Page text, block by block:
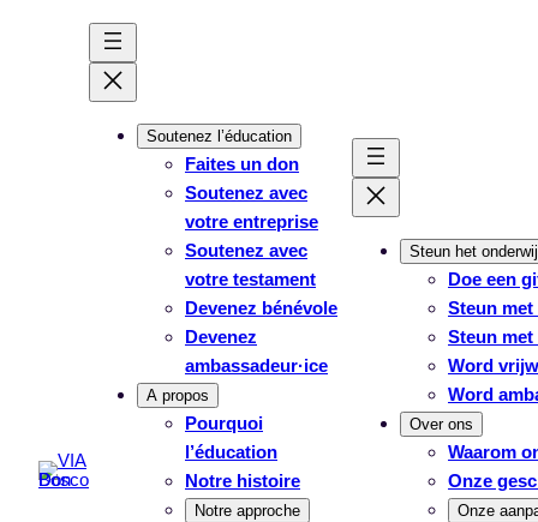
Soutenez l’éducation
Faites un don
Soutenez avec
votre entreprise
Soutenez avec
votre testament
Devenez bénévole
Devenez
ambassadeur·ice
A propos
Pourquoi
l’éducation
Notre histoire
Notre approche
Steun het
Doe een
Steun
Steun
Word
Word
Over ons
Waarom
Onze
Onze